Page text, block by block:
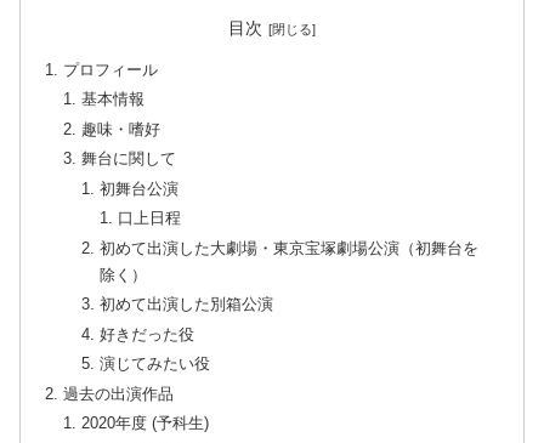
目次
プロフィール
基本情報
趣味・嗜好
舞台に関して
初舞台公演
口上日程
初めて出演した大劇場・東京宝塚劇場公演（初舞台を
除く）
初めて出演した別箱公演
好きだった役
演じてみたい役
過去の出演作品
2020年度 (予科生)